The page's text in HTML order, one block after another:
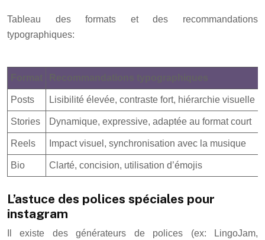
Tableau des formats et des recommandations
typographiques:
Posts Lisibilité élevée, contraste fort, hiérarchie visuelle
Stories Dynamique, expressive, adaptée au format court
Reels Impact visuel, synchronisation avec la musique
Bio Clarté, concision, utilisation d’émojis
L’astuce des polices spéciales pour
instagram
Il existe des générateurs de polices (ex: LingoJam,